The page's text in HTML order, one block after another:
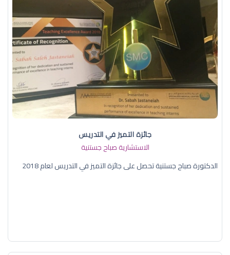
جائزة التميز في التدريس
الاستشارية صباح جستنية
الدكتورة صباح جستنية تحصل على جائزة التميز في التدريس لعام 2018